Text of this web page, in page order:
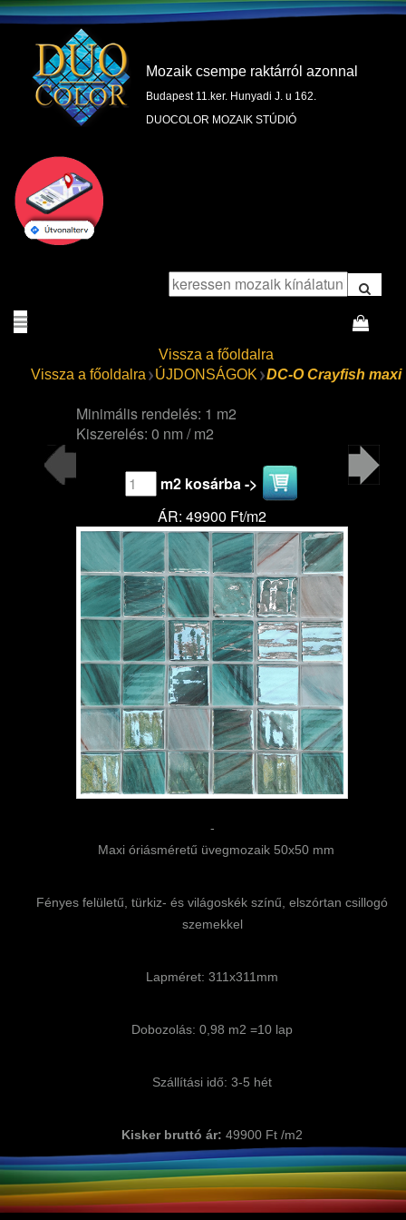
Mozaik csempe raktárról azonnal
Budapest 11.ker. Hunyadi J. u 162.
DUOCOLOR MOZAIK STÚDIÓ
Vissza a főoldalra
Vissza a főoldalra
ÚJDONSÁGOK DC-O Crayfish maxi
Minimális rendelés: 1 m2
Kiszerelés: 0 nm / m2
m2 kosárba ->
ÁR: 49900 Ft/m2
-
Maxi óriásméretű üvegmozaik 50x50 mm
Fényes felületű, türkiz- és világoskék színű, elszórtan csillogó
szemekkel
Lapméret: 311x311mm
Dobozolás: 0,98 m2 =10 lap
Szállítási idő: 3-5 hét
Kisker bruttó ár: 49900 Ft /m2